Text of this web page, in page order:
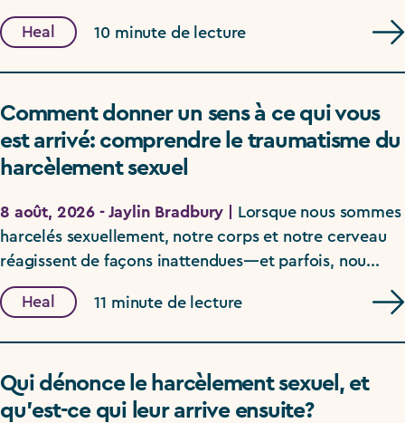
Heal 10 minute de lecture
Comment donner un sens à ce qui vous
est arrivé: comprendre le traumatisme du
harcèlement sexuel
8 août, 2026 - Jaylin Bradbury |
Lorsque nous sommes
harcelés sexuellement, notre corps et notre cerveau
réagissent de façons inattendues—et parfois, nou...
Heal 11 minute de lecture
Qui dénonce le harcèlement sexuel, et
qu’est-ce qui leur arrive ensuite?